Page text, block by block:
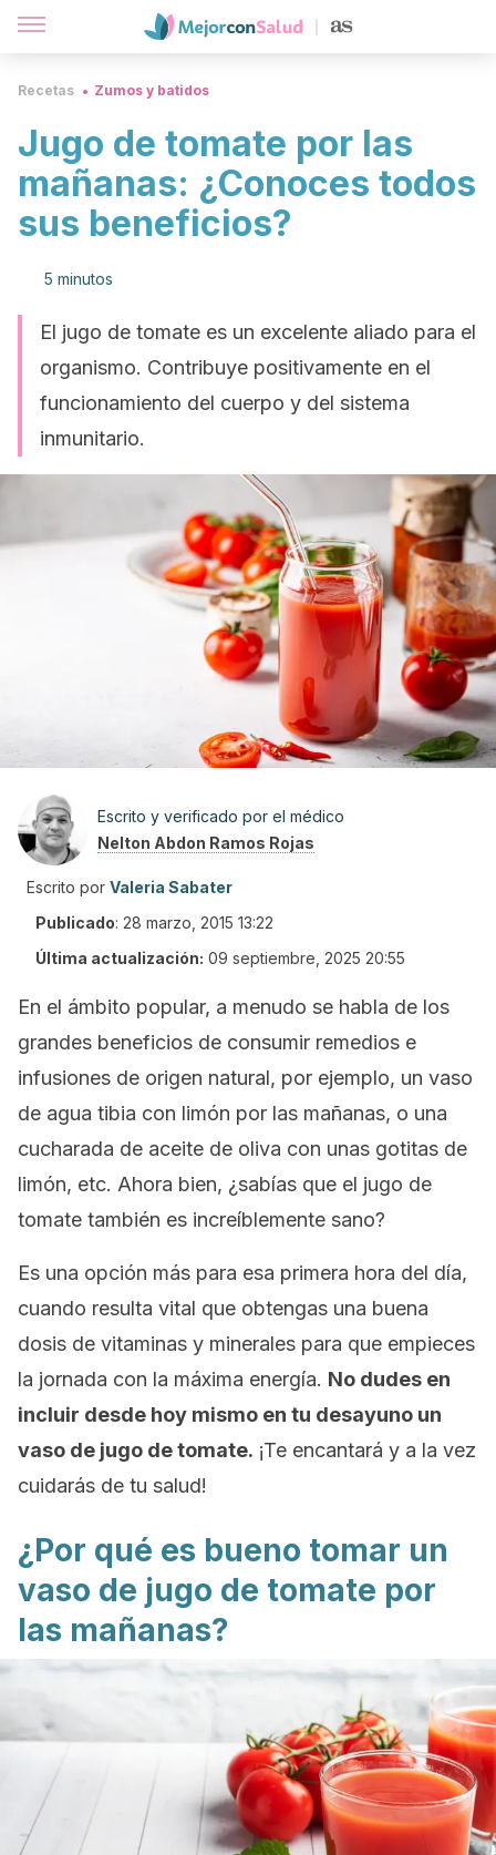
Recetas Zumos y batidos
Jugo de tomate por las
mañanas: ¿Conoces todos
sus beneficios?
5 minutos
El jugo de tomate es un excelente aliado para el
organismo. Contribuye positivamente en el
funcionamiento del cuerpo y del sistema
inmunitario.
Escrito y verificado por el médico
Nelton Abdon Ramos Rojas
Escrito por Valeria Sabater
Publicado: 28 marzo, 2015 13:22
Última actualización: 09 septiembre, 2025 20:55
En el ámbito popular, a menudo se habla de los
grandes beneficios de consumir remedios e
infusiones de origen natural, por ejemplo, un vaso
de agua tibia con limón por las mañanas, o una
cucharada de aceite de oliva con unas gotitas de
limón, etc. Ahora bien, ¿sabías que el jugo de
tomate también es increíblemente sano?
Es una opción más para esa primera hora del día,
cuando resulta vital que obtengas una buena
dosis de vitaminas y minerales para que empieces
la jornada con la máxima energía. No dudes en
incluir desde hoy mismo en tu desayuno un
vaso de jugo de tomate. ¡Te encantará y a la vez
cuidarás de tu salud!
¿Por qué es bueno tomar un
vaso de jugo de tomate por
las mañanas?